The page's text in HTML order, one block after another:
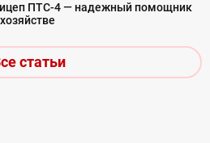
ПТС-4 — надежный помощник
статьи